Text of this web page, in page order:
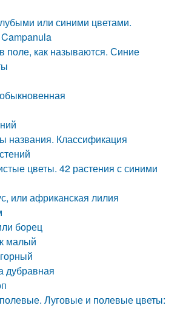
или синими цветами.
Campanula
поле, как называются. Синие
названия. Классификация
цветы. 42 растения с синими
или африканская лилия
борец
малый
дубравная
Луговые и полевые цветы: